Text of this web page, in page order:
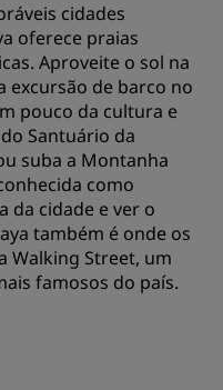
cidades
oferece praias
Aproveite o sol na
excursão de barco no
pouco da cultura e
Santuário da
suba a Montanha
como
da cidade e ver o
também é onde os
Walking Street, um
famosos do país.